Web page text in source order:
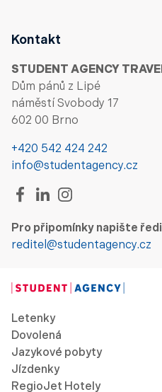
Kontakt
STUDENT AGENCY
Dům pánů z Lipé
náměstí Svobody 17
602 00 Brno
+420 542 424 242
info@studentagency.cz
Pro připomínky napište
reditel@studentagency.cz
Letenky
Dovolená
Jazykové pobyty
Jízdenky
RegioJet Hotely